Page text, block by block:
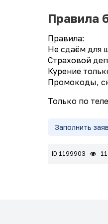
Правила
Правила:
Не сдаём для
Страховой
Курение
Промокоды,
Только по
Заполнить
ID 1199903